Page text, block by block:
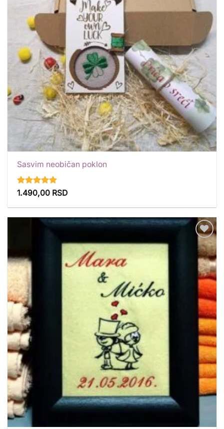
Sasvim neobičan poklon
Ocenjeno
od 5
1.490,00 RSD
Dodaj
u
listu
želja